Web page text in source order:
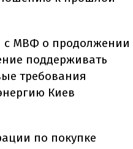
с МВФ о продолжении
поддерживать
требования
Киев
по покупке